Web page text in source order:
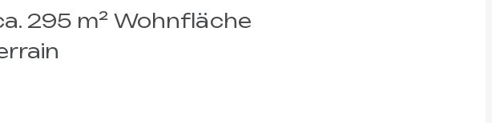
295 m² Wohnfläche